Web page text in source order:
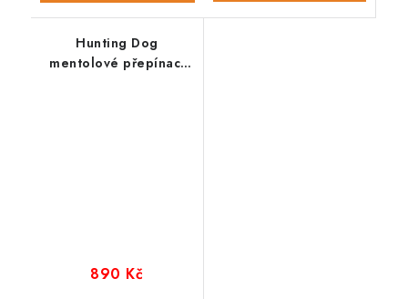
Hunting Dog
mentolové přepínací
890 Kč